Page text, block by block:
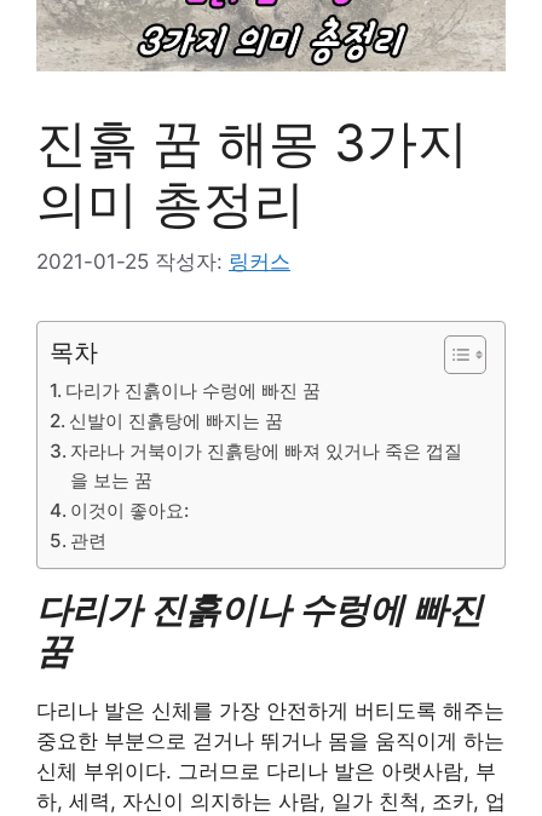
진흙 꿈 해몽 3가지
의미 총정리
2021-01-25 작성자: 링커스
목차
다리가 진흙이나 수렁에 빠진 꿈
신발이 진흙탕에 빠지는 꿈
자라나 거북이가 진흙탕에 빠져 있거나 죽은 껍질
을 보는 꿈
이것이 좋아요:
관련
다리가 진흙이나 수렁에 빠진
꿈
다리나 발은 신체를 가장 안전하게 버티도록 해주는
중요한 부분으로 걷거나 뛰거나 몸을 움직이게 하는
신체 부위이다. 그러므로 다리나 발은 아랫사람, 부
하, 세력, 자신이 의지하는 사람, 일가 친척, 조카, 업